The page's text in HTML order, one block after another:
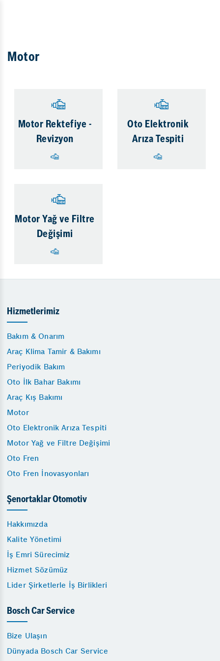
Motor
Motor Rektefiye -
Revizyon
Oto Elektronik
Arıza Tespiti
Motor Yağ ve Filtre
Değişimi
Hizmetlerimiz
Bakım & Onarım
Araç Klima Tamir & Bakımı
Periyodik Bakım
Oto İlk Bahar Bakımı
Araç Kış Bakımı
Motor
Oto Elektronik Arıza Tespiti
Motor Yağ ve Filtre Değişimi
Oto Fren
Oto Fren İnovasyonları
Şenortaklar Otomotiv
Hakkımızda
Kalite Yönetimi
İş Emri Sürecimiz
Hizmet Sözümüz
Lider Şirketlerle İş Birlikleri
Bosch Car Service
Bize Ulaşın
Dünyada Bosch Car Service